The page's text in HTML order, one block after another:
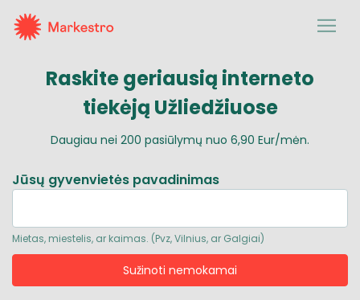
Raskite geriausią interneto
tiekėją Užliedžiuose
Daugiau nei 200 pasiūlymų nuo 6,90 Eur/mėn.
Jūsų gyvenvietės pavadinimas
Mietas, miestelis, ar kaimas. (Pvz, Vilnius, ar Galgiai)
Sužinoti nemokamai